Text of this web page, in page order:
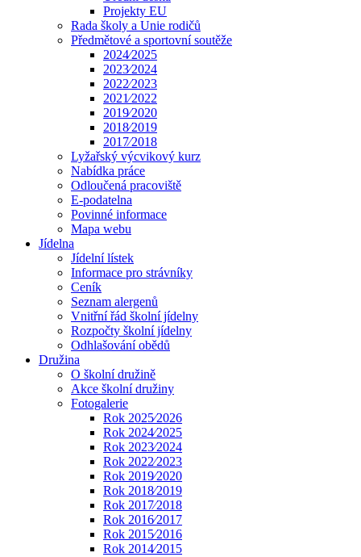
Projekty EU
Rada školy a Unie rodičů
Předmětové a sportovní soutěže
2024⁄2025
2023⁄2024
2022⁄2023
2021⁄2022
2019⁄2020
2018⁄2019
2017⁄2018
Lyžařský výcvikový kurz
Nabídka práce
Odloučená pracoviště
E-podatelna
Povinné informace
Mapa webu
Jídelna
Jídelní lístek
Informace pro strávníky
Ceník
Seznam alergenů
Vnitřní řád školní jídelny
Rozpočty školní jídelny
Odhlašování obědů
Družina
O školní družině
Akce školní družiny
Fotogalerie
Rok 2025⁄2026
Rok 2024⁄2025
Rok 2023⁄2024
Rok 2022⁄2023
Rok 2019⁄2020
Rok 2018⁄2019
Rok 2017⁄2018
Rok 2016⁄2017
Rok 2015⁄2016
Rok 2014⁄2015